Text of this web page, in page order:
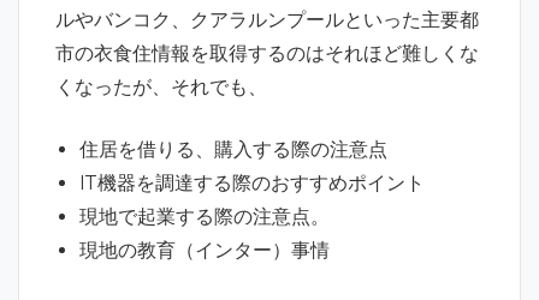
ルやバンコク、クアラルンプールといった主要都
市の衣食住情報を取得するのはそれほど難しくな
くなったが、それでも、
住居を借りる、購入する際の注意点
IT機器を調達する際のおすすめポイント
現地で起業する際の注意点。
現地の教育（インター）事情